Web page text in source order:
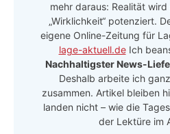
mehr daraus: Realität
„Wirklichkeit“ potenziert.
eigene Online-Zeitung für
lage-aktuell.deIch
Nachhaltigster News-
Deshalb arbeite ich
zusammen. Artikel bleiben
landen nicht – wie die
der Lektüre im